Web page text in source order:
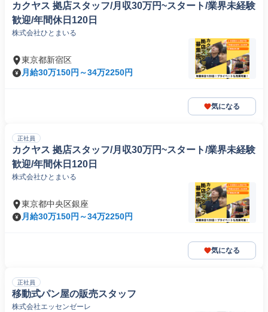
カクヤス 拠店スタッフ/月収30万円~スタート/業界未経験
歓迎/年間休日120日
株式会社ひとまいる
東京都新宿区
月給30万150円～34万2250円
気になる
正社員
カクヤス 拠店スタッフ/月収30万円~スタート/業界未経験
歓迎/年間休日120日
株式会社ひとまいる
東京都中央区銀座
月給30万150円～34万2250円
気になる
正社員
移動式パン屋の販売スタッフ
株式会社エッセンゼーレ